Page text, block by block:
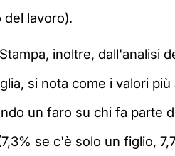
lavoro).
inoltre, dall'analisi
si nota come i valori
un faro su chi fa parte
se c'è solo un figlio,